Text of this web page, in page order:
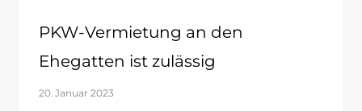
PKW-Vermietung an den
Ehegatten ist zulässig
20. Januar 2023